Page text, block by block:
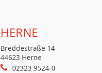
HERNE
Breddestraße 14
44623 Herne
02323 9524-0